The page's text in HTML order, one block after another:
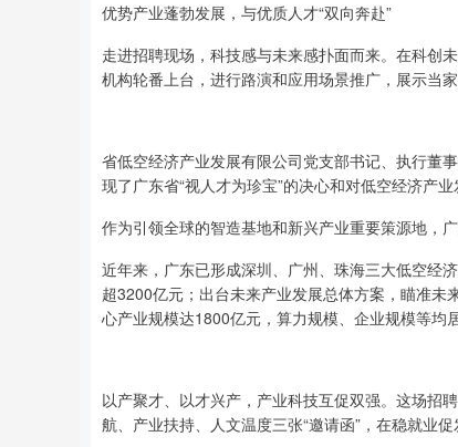
优势产业蓬勃发展，与优质人才“双向奔赴”
走进招聘现场，科技感与未来感扑面而来。在科创
机构轮番上台，进行路演和应用场景推广，展示当
省低空经济产业发展有限公司党支部书记、执行董
现了广东省“视人才为珍宝”的决心和对低空经济产
作为引领全球的智造基地和新兴产业重要策源地，
近年来，广东已形成深圳、广州、珠海三大低空经
超3200亿元；出台未来产业发展总体方案，瞄准未
心产业规模达1800亿元，算力规模、企业规模等均
以产聚才、以才兴产，产业科技互促双强。这场招
航、产业扶持、人文温度三张“邀请函”，在稳就业